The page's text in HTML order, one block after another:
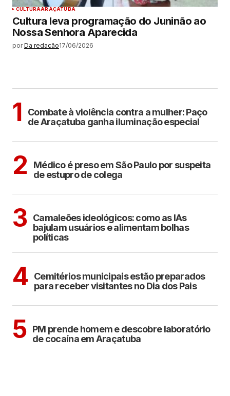
CULTURAARAÇATUBA
Cultura leva programação do Juninão ao
Nossa Senhora Aparecida
por Da redação17/06/2026
1
Combate à violência contra a mulher: Paço
de Araçatuba ganha iluminação especial
2
Médico é preso em São Paulo por suspeita
de estupro de colega
3 Camaleões ideológicos: como as IAs
bajulam usuários e alimentam bolhas
políticas
4
Cemitérios municipais estão preparados
para receber visitantes no Dia dos Pais
5 PM prende homem e descobre laboratório
de cocaína em Araçatuba